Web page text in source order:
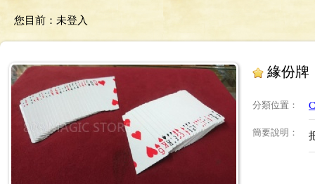
您目前： 未登入
緣份牌
分類位置 ：
簡要說明 ：